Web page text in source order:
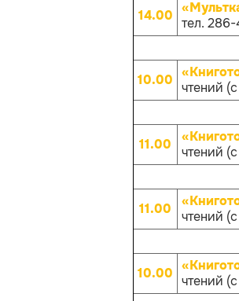
14.00 тел.
10.00 чтений
11.00
чтений
11.00
чтений
10.00 чтений